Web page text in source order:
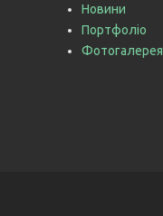
Новини
Портфоліо
Фотогалерея